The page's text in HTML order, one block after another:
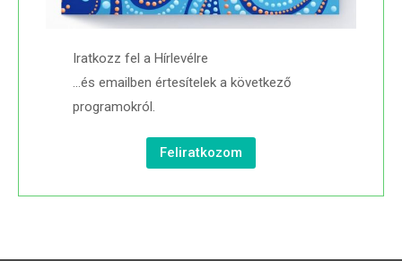
Iratkozz fel a Hírlevélre
…és emailben értesítelek a következő
programokról.
Feliratkozom